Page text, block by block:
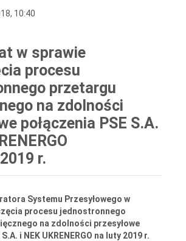
10:40
w sprawie
procesu
przetargu
na zdolności
połączenia PSE S.A.
r.
Systemu Przesyłowego w
procesu jednostronnego
na zdolności przesyłowe
i NEK UKRENERGO na luty 2019 r.